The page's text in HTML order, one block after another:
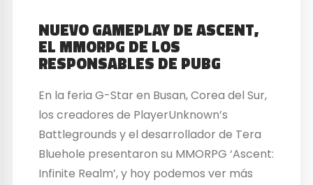
NUEVO GAMEPLAY DE ASCENT,
EL MMORPG DE LOS
RESPONSABLES DE PUBG
En la feria G-Star en Busan, Corea del Sur,
los creadores de PlayerUnknown’s
Battlegrounds y el desarrollador de Tera
Bluehole presentaron su MMORPG ‘Ascent:
Infinite Realm’, y hoy podemos ver más